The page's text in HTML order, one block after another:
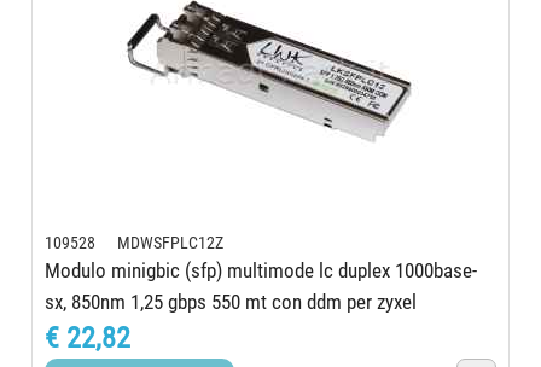
109528 MDWSFPLC12Z
Modulo minigbic (sfp) multimode lc duplex 1000base-
sx, 850nm 1,25 gbps 550 mt con ddm per zyxel
€ 22,82